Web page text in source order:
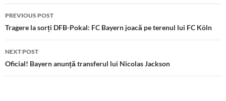
Post
navigation
PREVIOUS POST
Tragere la sorți DFB-Pokal: FC Bayern joacă pe terenul lui FC Köln
NEXT POST
Oficial! Bayern anunță transferul lui Nicolas Jackson